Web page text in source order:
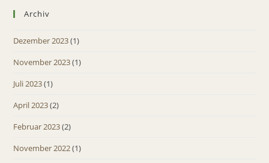
Archiv
Dezember 2023(1)
November 2023(1)
Juli 2023(1)
April 2023(2)
Februar 2023(2)
November 2022(1)